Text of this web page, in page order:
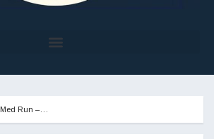
Med Run –…